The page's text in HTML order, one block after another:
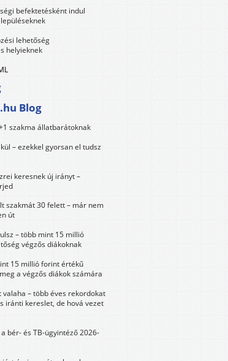
befektetésként indul
lehetőség
helyieknek
Blog
szakma állatbarátoknak
– ezekkel gyorsan el tudsz
keresnek új irányt –
szakmát 30 felett – már nem
út
– több mint 15 millió
végzős diákoknak
15 millió forint értékű
a végzős diákok számára
– több éves rekordokat
iránti kereslet, de hová vezet
bér- és TB-ügyintéző 2026-